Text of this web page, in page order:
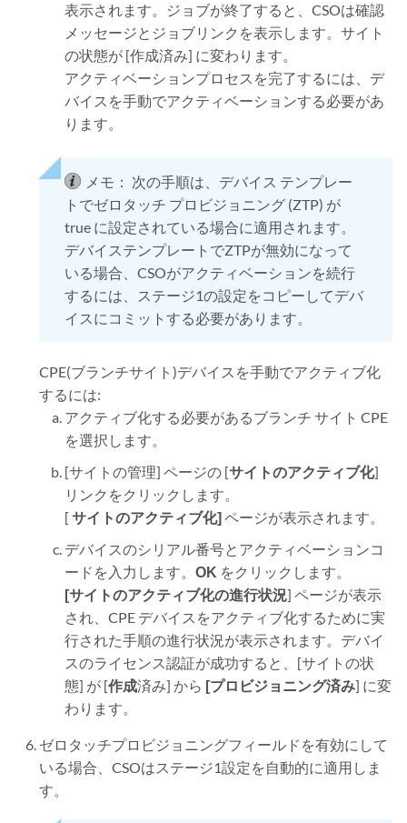
表示されます。ジョブが終了すると、CSOは確認
メッセージとジョブリンクを表示します。サイト
の状態が [作成済み] に変わります。
アクティベーションプロセスを完了するには、デ
バイスを手動でアクティベーションする必要があ
ります。
メモ： 次の手順は、デバイス テンプレー
トでゼロタッチ プロビジョニング (ZTP) が
true に設定されている場合に適用されます。
デバイステンプレートでZTPが無効になって
いる場合、CSOがアクティベーションを続行
するには、ステージ1の設定をコピーしてデバ
イスにコミットする必要があります。
CPE(ブランチサイト)デバイスを手動でアクティブ化
するには:
アクティブ化する必要があるブランチ サイト CPE
を選択します。
[サイトの管理] ページの [サイトのアクティブ化]
リンクをクリックします。
[ サイトのアクティブ化]ページが表示されます。
デバイスのシリアル番号とアクティベーションコ
ードを入力します。 OK をクリックします。
[サイトのアクティブ化の進行状況] ページが表示
され、CPE デバイスをアクティブ化するために実
行された手順の進行状況が表示されます。デバイ
スのライセンス認証が成功すると、[サイトの状
態] が [作成済み] から [プロビジョニング済み] に変
わります。
ゼロタッチプロビジョニングフィールドを有効にして
いる場合、CSOはステージ1設定を自動的に適用しま
す。